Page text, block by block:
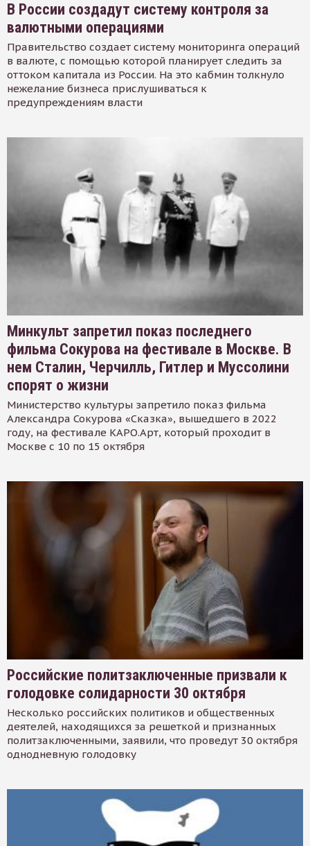
В России создадут систему контроля за
валютными операциями
Правительство создает систему мониторинга операций
в валюте, с помощью которой планирует следить за
оттоком капитала из России. На это кабмин толкнуло
нежелание бизнеса прислушиваться к
предупреждениям власти
Минкульт запретил показ последнего
фильма Сокурова на фестивале в Москве. В
нем Сталин, Черчилль, Гитлер и Муссолини
спорят о жизни
Министерство культуры запретило показ фильма
Александра Сокурова «Сказка», вышедшего в 2022
году, на фестивале КАРО.Арт, который проходит в
Москве с 10 по 15 октября
Российские политзаключенные призвали к
голодовке солидарности 30 октября
Несколько российских политиков и общественных
деятелей, находящихся за решеткой и признанных
политзаключенными, заявили, что проведут 30 октября
однодневную голодовку